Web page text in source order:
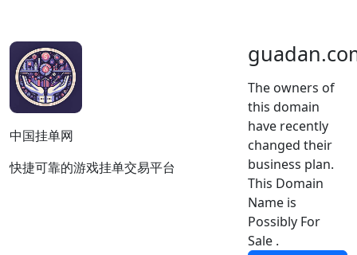
中国挂单网
快捷可靠的游戏挂单交易平台
The owners of
this domain
have recently
changed their
business plan.
This Domain
Name is
Possibly For
Sale .